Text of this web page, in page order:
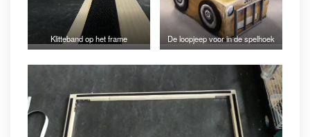
Klitteband op het frame De loopjeep voor in de spelhoek